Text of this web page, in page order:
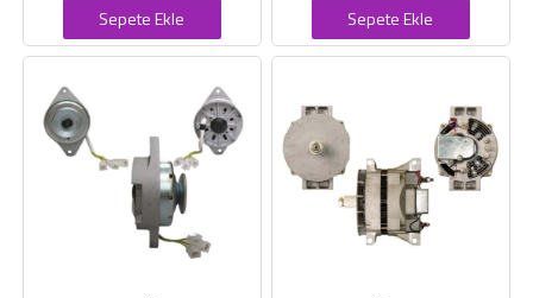
Sepete Ekle Sepete Ekle